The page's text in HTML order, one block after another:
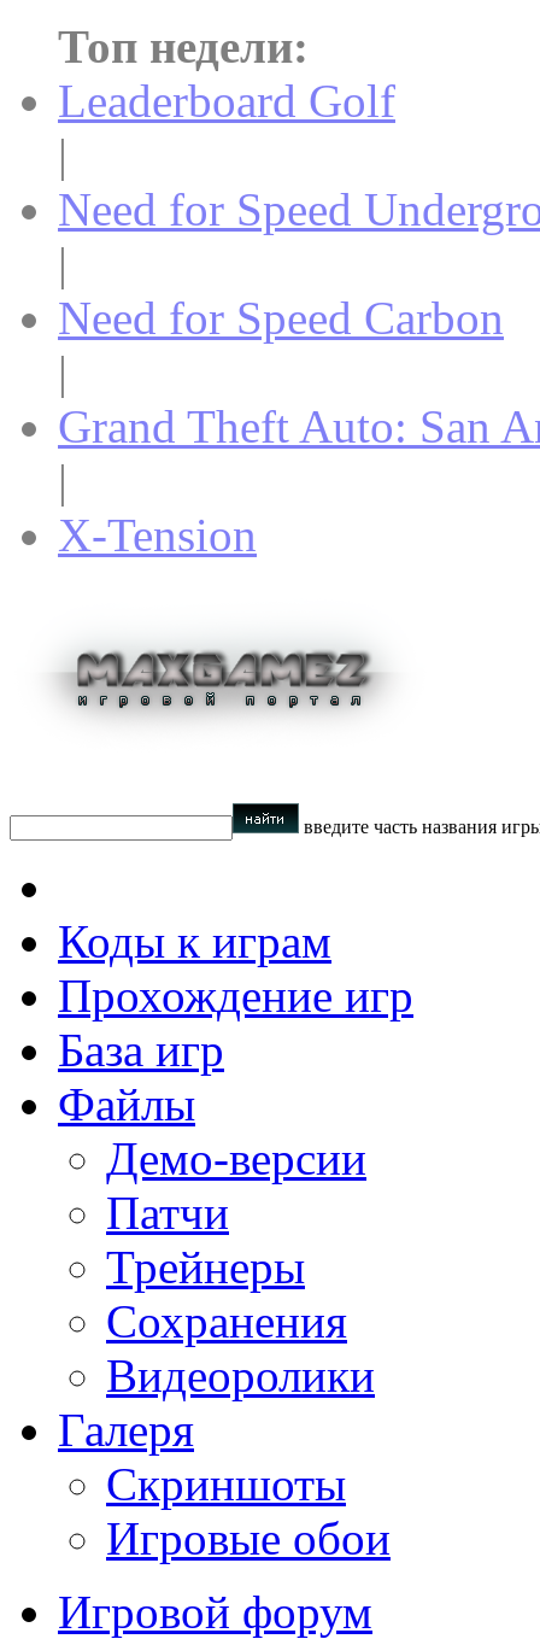
Топ недели:
Leaderboard Golf
|
Need for Speed
|
Need for Speed Carbon
|
Grand Theft Auto: San
|
X-Tension
введите часть названия
Коды к играм
Прохождение игр
База игр
Файлы
Демо-версии
Патчи
Трейнеры
Сохранения
Видеоролики
Галеря
Скриншоты
Игровые обои
Игровой форум